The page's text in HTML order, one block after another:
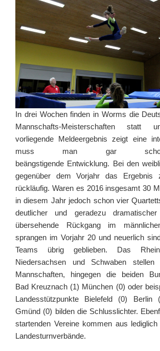
In drei Wochen finden in Worms die
Mannschafts-Meisterschaften
vorliegende Meldeergebnis zeigt eine
muss man gar
beängstigende Entwicklung. Bei den
gegenüber dem Vorjahr das Ergebnis
rückläufig. Waren es 2016 insgesamt 30
in diesem Jahr jedoch schon vier
deutlicher und geradezu
übersehende Rückgang im
sprangen im Vorjahr 20 und neuerlich
Teams übrig geblieben. Das
Niedersachsen und Schwaben
Mannschaften, hingegen die beiden
Bad Kreuznach (1) München (0) oder
Landesstützpunkte Bielefeld (0) Berlin
Gmünd (0) bilden die Schlusslichter.
startenden Vereine kommen aus
Landesturnverbände.